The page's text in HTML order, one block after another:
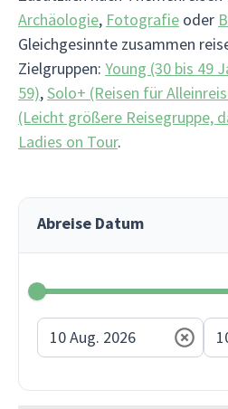
Archäologie, Fotografie oder
Gleichgesinnte zusammen
Zielgruppen: Young (30 bis 49
59),Solo+ (Reisen für
(Leicht größere Reisegruppe,
Ladies on Tour.
Abreise Datum